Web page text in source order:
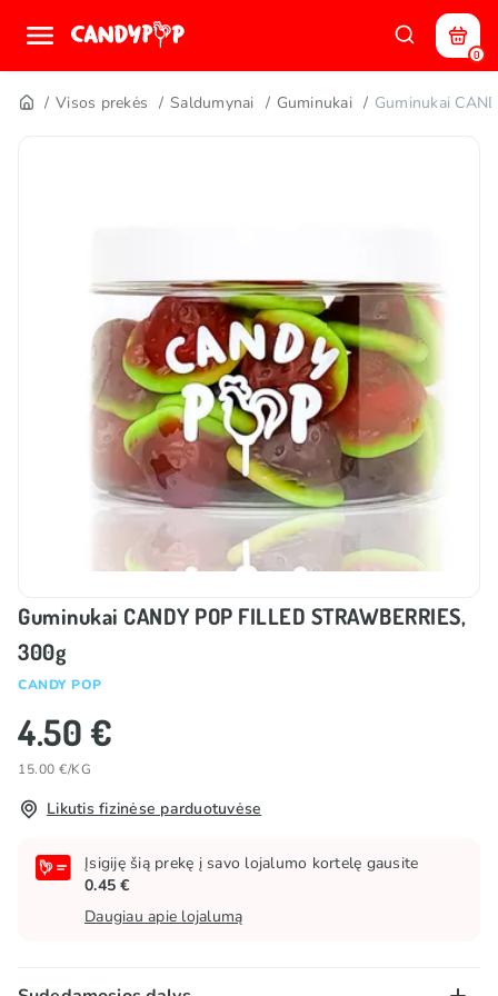
0
Visos prekės Saldumynai Guminukai Guminukai
Guminukai CANDY POP FILLED STRAWBERRIES,
300g
CANDY POP
4.50 €
15.00 €/KG
Likutis fizinėse parduotuvėse
Įsigiję šią prekę į savo lojalumo kortelę gausite
0.45 €
Daugiau apie lojalumą